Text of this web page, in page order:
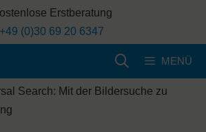
Erstberatung
+49 (0)30 69 20 6347
MENÜ
Search: Mit der Bildersuche zu